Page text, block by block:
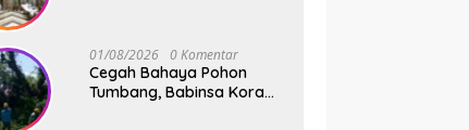
Pangdivif 3/Kostrad
01/08/2026 0 Komentar
Cegah Bahaya Pohon
Tumbang, Babinsa Koramil